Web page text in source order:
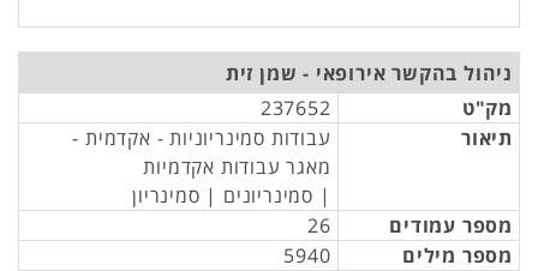
ניהול בהקשר אירופאי - שמן זית
מק"ט
237652
תיאור
עבודות סמינריוניות - אקדמית -
מאגר עבודות אקדמיות
| סמינריונים | סמינריון
מספר עמודים
26
מספר מילים
5940